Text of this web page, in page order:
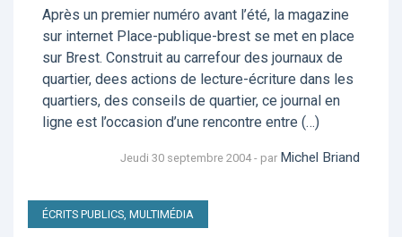
Après un premier numéro avant l’été, la magazine
sur internet Place-publique-brest se met en place
sur Brest. Construit au carrefour des journaux de
quartier, dees actions de lecture-écriture dans les
quartiers, des conseils de quartier, ce journal en
ligne est l’occasion d’une rencontre entre (…)
Jeudi 30 septembre 2004 - par Michel Briand
ÉCRITS PUBLICS, MULTIMÉDIA